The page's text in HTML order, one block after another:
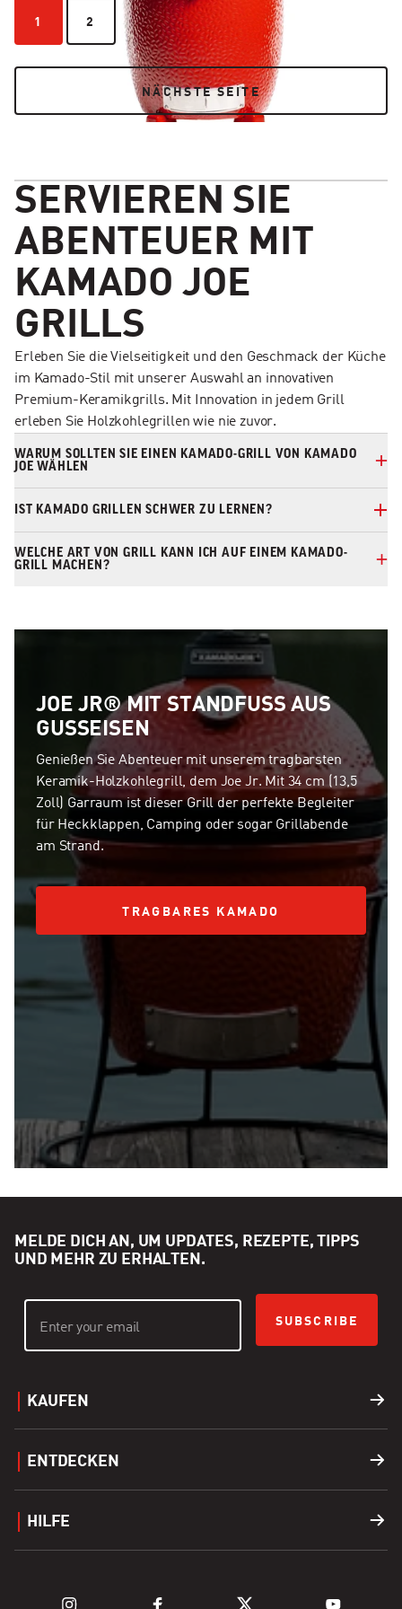
11 2
2
NÄCHSTE SEITE
NÄCHSTE SEITE
SERVIEREN SIE
ABENTEUER MIT
KAMADO JOE
GRILLS
Erleben Sie die Vielseitigkeit und den Geschmack der Küche
im Kamado-Stil mit unserer Auswahl an innovativen
Premium-Keramikgrills. Mit Innovation in jedem Grill
erleben Sie Holzkohlegrillen wie nie zuvor.
WARUM SOLLTEN SIE EINEN KAMADO-GRILL VON KAMADO
JOE WÄHLEN
IST KAMADO GRILLEN SCHWER ZU LERNEN?
WELCHE ART VON GRILL KANN ICH AUF EINEM KAMADO-
GRILL MACHEN?
JOE JR® MIT STANDFUSS AUS
GUSSEISEN
Genießen Sie Abenteuer mit unserem tragbarsten
Keramik-Holzkohlegrill, dem Joe Jr. Mit 34 cm (13,5
Zoll) Garraum ist dieser Grill der perfekte Begleiter
für Heckklappen, Camping oder sogar Grillabende
am Strand.
TRAGBARES KAMADO
TRAGBARES KAMADO
MELDE DICH AN, UM UPDATES, REZEPTE, TIPPS
UND MEHR ZU ERHALTEN.
SUBSCRIBE
KAUFEN
Brennstoff
ENTDECKEN
HILFE